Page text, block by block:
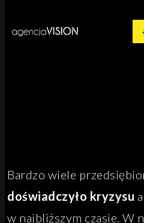
Bardzo wiele
doświadczyło kryzysu
w najbliższym czasie. W